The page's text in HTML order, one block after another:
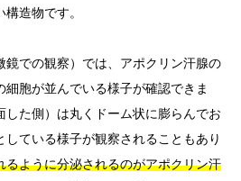
造物です。
鏡での観察）では、アポクリン汗腺の
胞が並んでいる様子が確認できま
した側）は丸くドーム状に膨らんでお
している様子が観察されることもあり
るように分泌されるのがアポクリン汗